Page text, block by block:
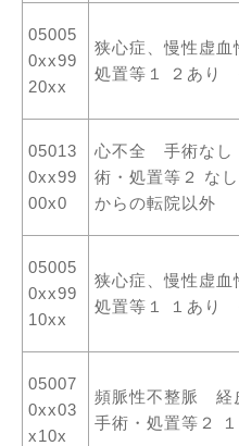
05005
0xx99
20xx
狭心症、慢性虚
処置等１ ２あり
05013
0xx99
00x0
心不全 手術な
術・処置等２ な
からの転院以外
05005
0xx99
10xx
狭心症、慢性虚
処置等１ １あり
05007
0xx03
x10x
頻脈性不整脈 経
手術・処置等２